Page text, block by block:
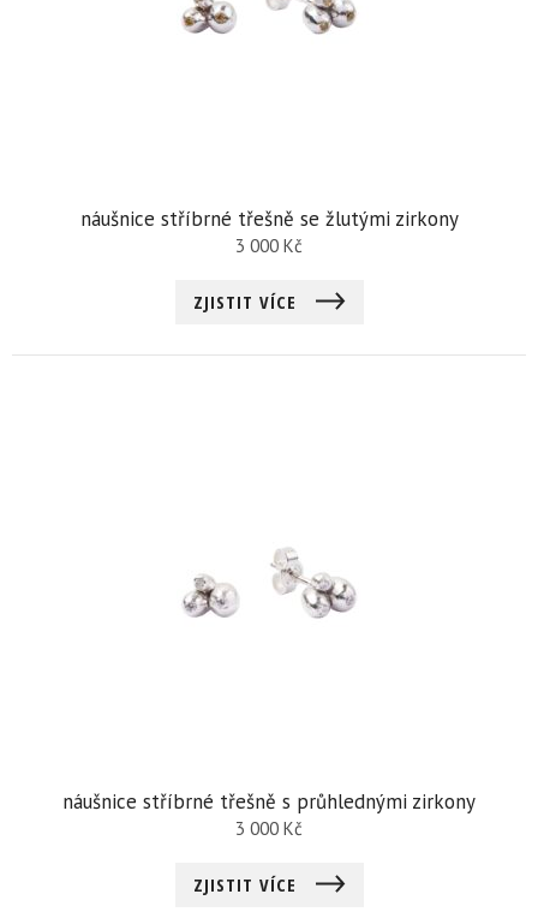
náušnice stříbrné třešně se žlutými zirkony
3 000 Kč
ZJISTIT VÍCE
náušnice stříbrné třešně s průhlednými zirkony
3 000 Kč
ZJISTIT VÍCE